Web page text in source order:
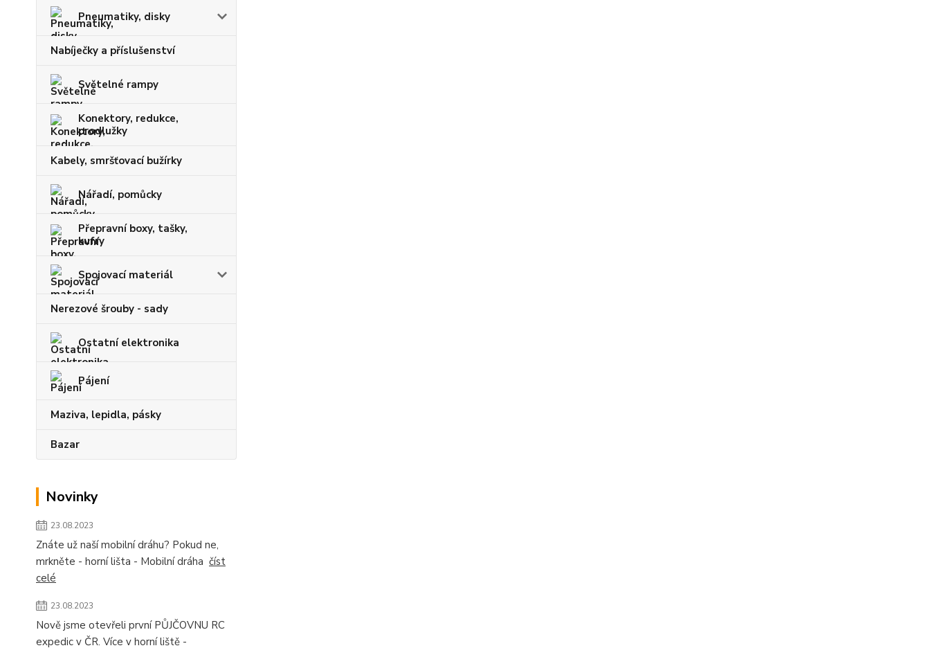
Pneumatiky, disky
Nabíječky a příslušenství
Světelné rampy
Konektory, redukce,
prodlužky
Kabely, smršťovací bužírky
Nářadí, pomůcky
Přepravní boxy, tašky,
kufry
Spojovací materiál
Nerezové šrouby - sady
Ostatní elektronika
Pájení
Maziva, lepidla, pásky
Bazar
Novinky
23.08.2023
Znáte už naší mobilní dráhu? Pokud ne,
mrkněte - horní lišta - Mobilní dráha číst
celé
23.08.2023
Nově jsme otevřeli první PŮJČOVNU RC
expedic v ČR. Více v horní liště -